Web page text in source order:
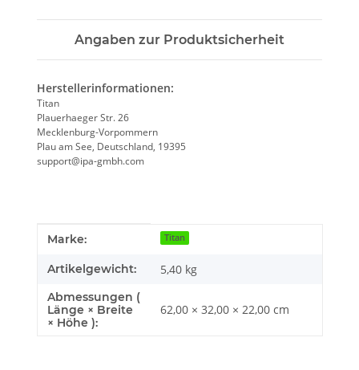
Angaben zur Produktsicherheit
Herstellerinformationen:
Titan
Plauerhaeger Str. 26
Mecklenburg-Vorpommern
Plau am See, Deutschland, 19395
support@ipa-gmbh.com
Produkteigenschaft
Wert
Marke: Titan
Artikelgewicht: 5,40 kg
Abmessungen (
Länge × Breite
× Höhe ):
62,00 × 32,00 × 22,00 cm